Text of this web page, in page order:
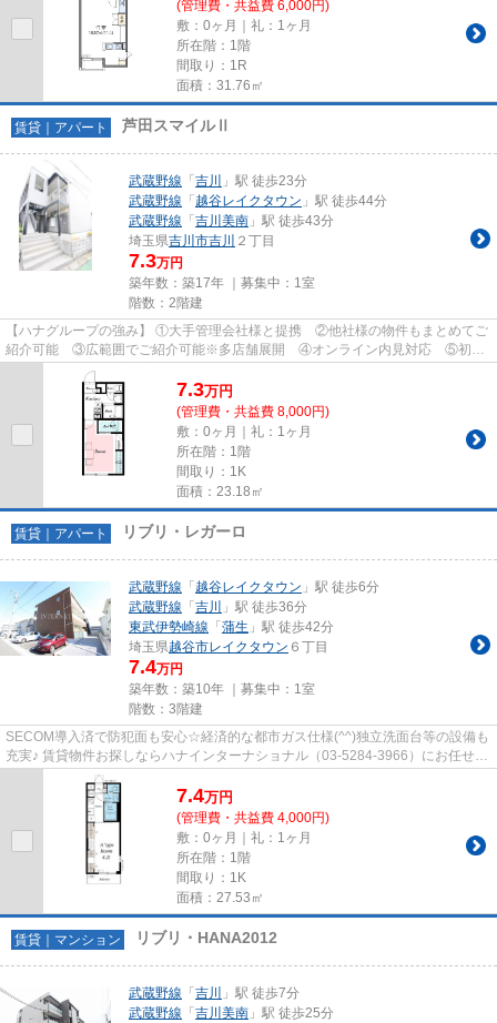
(管理費・共益費 6,000円)
敷：0ヶ月｜礼：1ヶ月
所在階：1階
間取り：1R
面積：31.76㎡
賃貸｜アパート 芦田スマイルⅡ
武蔵野線 「 吉川
」駅 徒歩23分
武蔵野線 「 越谷レイクタウン 」駅 徒歩44分
武蔵野線 「 吉川美南 」駅 徒歩43分
埼玉県吉川市吉川 ２丁目
7.3万円
築年数：築17年 ｜募集中： 1室
階数：2階建
【ハナグループの強み】 ①大手管理会社様と提携 ②他社様の物件もまとめてご
紹介可能 ③広範囲でご紹介可能※多店舗展開 ④オンライン内見対応 ⑤初期
費用クレジット決済対応 【お部屋...
7.3万円
(管理費・共益費 8,000円)
敷：0ヶ月｜礼：1ヶ月
所在階：1階
間取り：1K
面積：23.18㎡
賃貸｜アパート リブリ・レガーロ
武蔵野線 「 越谷レイクタウン 」駅 徒歩6分
武蔵野線 「 吉川
」駅 徒歩36分
東武伊勢崎線 「 蒲生 」駅 徒歩42分
埼玉県越谷市レイクタウン ６丁目
7.4万円
築年数：築10年 ｜募集中： 1室
階数：3階建
SECOM導入済で防犯面も安心☆経済的な都市ガス仕様(^^)独立洗面台等の設備も
充実♪ 賃貸物件お探しならハナインターナショナル（03-5284-3966）にお任せ下
さい♪JR武蔵野線【越谷レイクタ...
7.4万円
(管理費・共益費 4,000円)
敷：0ヶ月｜礼：1ヶ月
所在階：1階
間取り：1K
面積：27.53㎡
賃貸｜マンション リブリ・HANA2012
武蔵野線 「 吉川
」駅 徒歩7分
武蔵野線 「 吉川美南 」駅 徒歩25分